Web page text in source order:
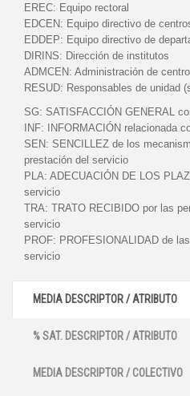
EREC: Equipo rectoral
EDCEN: Equipo directivo de
EDDEP: Equipo directivo de
DIRINS: Dirección de institutos
ADMCEN: Administración de
RESUD: Responsables de unidad
SG: SATISFACCIÓN GENERAL
INF:
INFORMACIÓN relacionada
SEN: SENCILLEZ de los
prestación del servicio
PLA: ADECUACIÓN DE LOS
servicio
TRA: TRATO RECIBIDO por las
servicio
PROF: PROFESIONALIDAD de
servicio
MEDIA DESCRIPTOR / ATRIBUTO
% SAT. DESCRIPTOR / ATRIBUTO
MEDIA DESCRIPTOR / COLECTIVO